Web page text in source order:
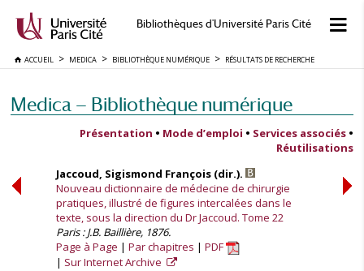
Bibliothèques d'Université Paris Cité
ACCUEIL MEDICA BIBLIOTHÈQUE NUMÉRIQUE RÉSULTATS DE RECHERCHE
Medica — Bibliothèque numérique
Présentation • Mode d’emploi • Services associés •
Réutilisations
Jaccoud, Sigismond François (dir.).
Nouveau dictionnaire de médecine de chirurgie
pratiques, illustré de figures intercalées dans le
texte, sous la direction du Dr Jaccoud. Tome 22
Paris : J.B. Baillière, 1876.
Page à Page
Par chapitres
PDF
Sur Internet Archive